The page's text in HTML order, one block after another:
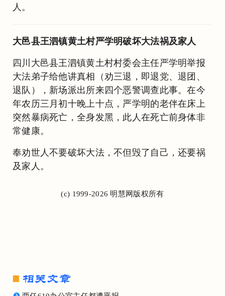
人。
大邑县王泗镇黄土村严学明破坏大法祸及家人
四川大邑县王泗镇黄土村村委会主任严学明举报
大法弟子给他讲真相（劝三退，即退党、退团、
退队），新场派出所来四个恶警调查此事。在今
年农历三月初十晚上十点，严学明的老伴在床上
突然暴病死亡，全身发黑，此人在死亡前身体非
常健康。
奉劝世人不要破坏大法，不但毁了自己，还要祸
及家人。
(c) 1999-2026 明慧网版权所有